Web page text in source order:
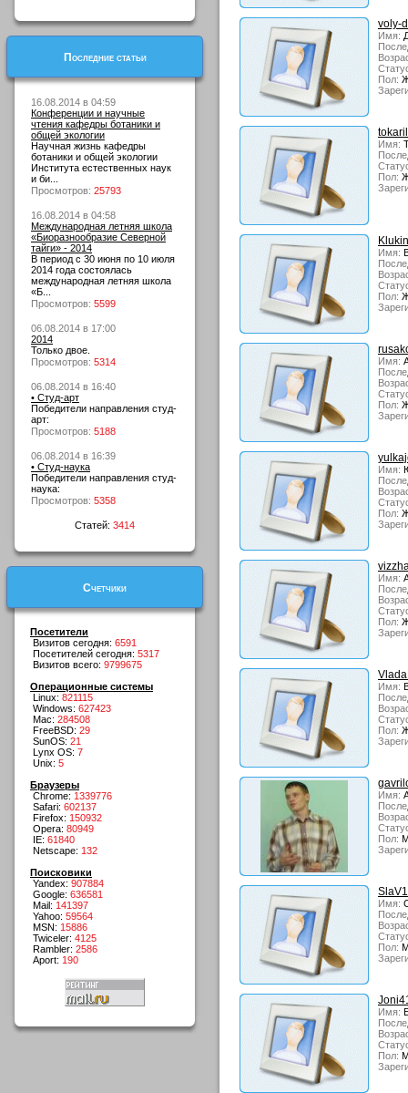
Последние статьи
16.08.2014 в 04:59
Конференции и научные
чтения кафедры ботаники и
общей экологии
Научная жизнь кафедры
ботаники и общей экологии
Института естественных наук
и би...
Просмотров: 25793
16.08.2014 в 04:58
Международная летняя школа
«Биоразнообразие Северной
тайги» - 2014
В период с 30 июня по 10 июля
2014 года состоялась
международная летняя школа
«Б...
Просмотров: 5599
06.08.2014 в 17:00
2014
Только двое.
Просмотров: 5314
06.08.2014 в 16:40
• Студ-арт
Победители направления студ-
арт:
Просмотров: 5188
06.08.2014 в 16:39
• Студ-наука
Победители направления студ-
наука:
Просмотров: 5358
Статей: 3414
Счетчики
Посетители
Визитов сегодня: 6591
Посетителей сегодня: 5317
Визитов всего: 9799675
Операционные системы
Linux: 821115
Windows: 627423
Mac: 284508
FreeBSD: 29
SunOS: 21
Lynx OS: 7
Unix: 5
Браузеры
Chrome: 1339776
Safari: 602137
Firefox: 150932
Opera: 80949
IE: 61840
Netscape: 132
Поисковики
Yandex: 907884
Google: 636581
Mail: 141397
Yahoo: 59564
MSN: 15886
Twiceler: 4125
Rambler: 2586
Aport: 190
voly-
Имя:
Пол:
Имя:
Пол:
Имя:
Пол:
Имя:
Пол:
Имя:
Пол:
Имя:
Пол:
Имя:
Пол:
Имя:
Пол:
Имя:
Пол:
Имя:
Пол: